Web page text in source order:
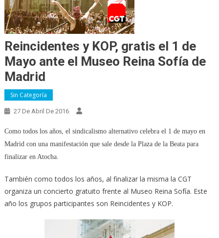
Reincidentes y KOP, gratis el 1 de
Mayo ante el Museo Reina Sofía de
Madrid
Sin Categoría
27 De Abril De 2016
Como todos los años, el sindicalismo alternativo celebra el 1 de mayo en
Madrid con una manifestación que sale desde la Plaza de la Beata para
finalizar en Atocha.
También como todos los años, al finalizar la misma la CGT
organiza un concierto gratuito frente al Museo Reina Sofía. Este
año los grupos participantes son Reincidentes y KOP.